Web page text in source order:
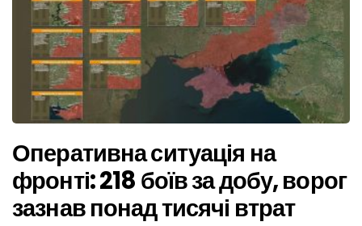
Оперативна ситуація на
фронті: 218 боїв за добу, ворог
зазнав понад тисячі втрат